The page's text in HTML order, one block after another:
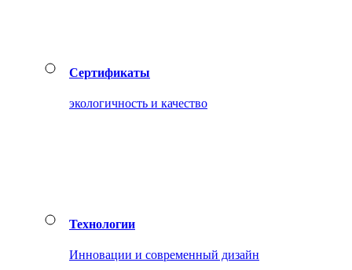
Сертификаты
экологичность и качество
Технологии
Инновации и современный дизайн